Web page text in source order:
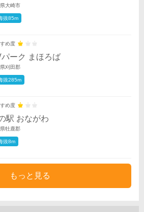
大崎市
抜85m
め度
パーク まほろば
刈田郡
抜285m
め度
駅 おながわ
牡鹿郡
抜8m
もっと見る